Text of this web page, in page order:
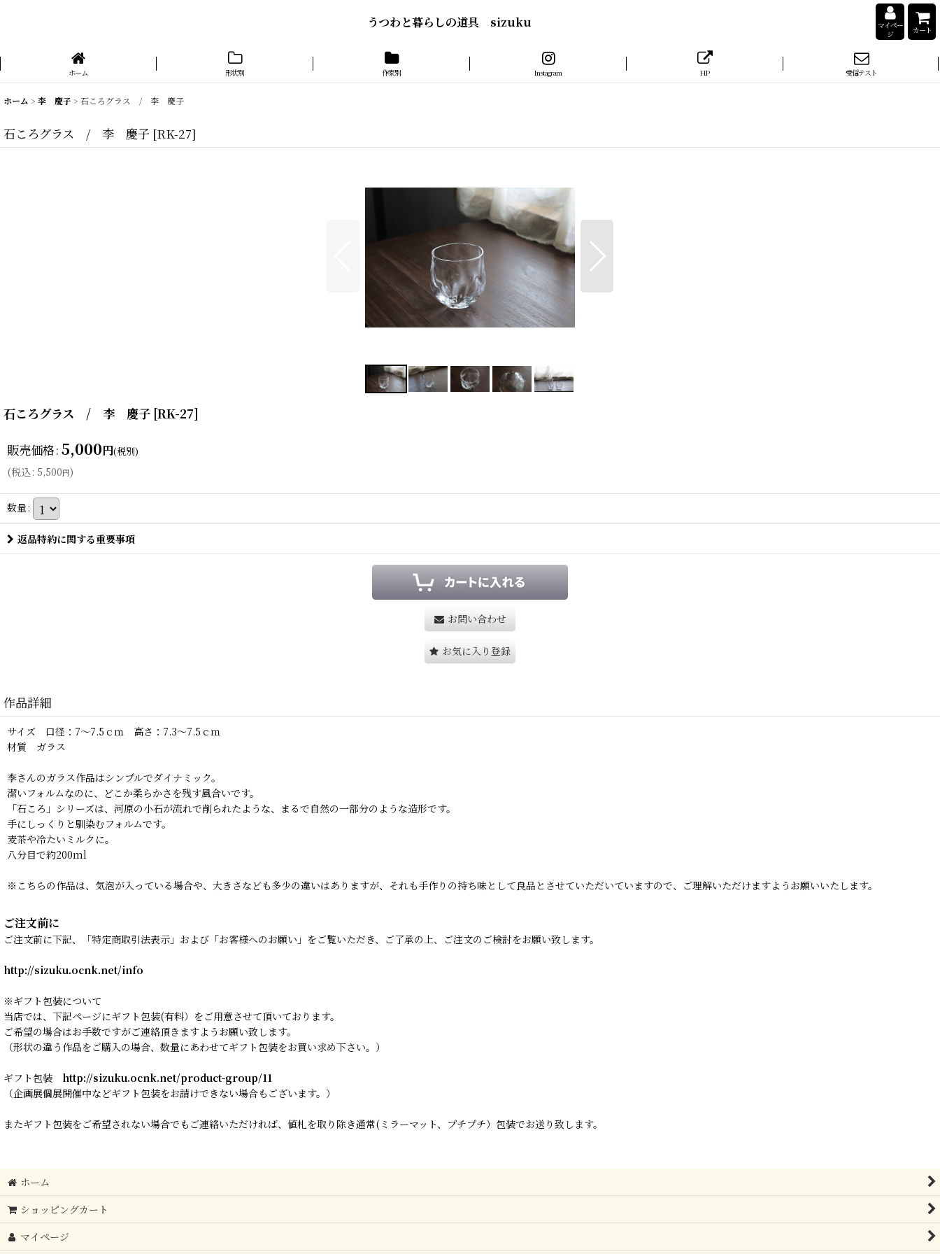
うつわと暮らしの道具 sizuku
マイペー
ジ
カート
ホーム 形状別 作家別 Instagram HP 受信テスト
ホーム > 李 慶子 > 石ころグラス / 李 慶子
石ころグラス / 李 慶子 [RK-27]
石ころグラス / 李 慶子 [RK-27]
販売価格: 5,000円(税別)
(税込: 5,500円)
数量:
返品特約に関する重要事項
お問い合わせ
お気に入り登録
作品詳細
サイズ 口径：7〜7.5ｃｍ 高さ：7.3〜7.5ｃｍ
材質 ガラス
李さんのガラス作品はシンプルでダイナミック。
潔いフォルムなのに、どこか柔らかさを残す風合いです。
「石ころ」シリーズは、河原の小石が流れで削られたような、まるで自然の一部分のような造形です。
手にしっくりと馴染むフォルムです。
麦茶や冷たいミルクに。
八分目で約200ml
※こちらの作品は、気泡が入っている場合や、大きさなども多少の違いはありますが、それも手作りの持ち味として良品とさせていただいていますので、ご理解いただけますようお願いいたします。
ご注文前に
ご注文前に下記、「特定商取引法表示」および「お客様へのお願い」をご覧いただき、ご了承の上、ご注文のご検討をお願い致します。
http://sizuku.ocnk.net/info
※ギフト包装について
当店では、下記ページにギフト包装(有料）をご用意させて頂いております。
ご希望の場合はお手数ですがご連絡頂きますようお願い致します。
（形状の違う作品をご購入の場合、数量にあわせてギフト包装をお買い求め下さい。）
ギフト包装 http://sizuku.ocnk.net/product-group/11
（企画展個展開催中などギフト包装をお請けできない場合もございます。）
またギフト包装をご希望されない場合でもご連絡いただければ、値札を取り除き通常(ミラーマット、プチプチ）包装でお送り致します。
ホーム
ショッピングカート
マイページ